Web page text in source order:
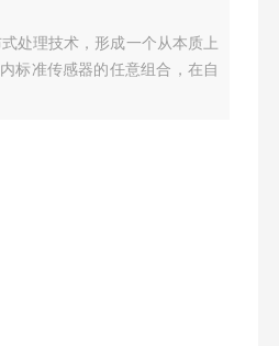
处理技术，形成一个从本质上
标准传感器的任意组合，在自